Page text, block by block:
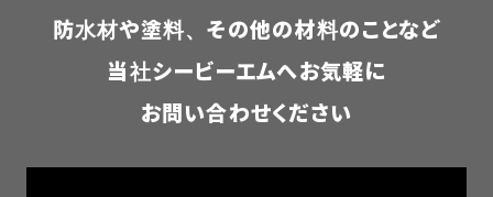
防水材や塗料、その他の材料のことなど
当社シービーエムへお気軽に
お問い合わせください